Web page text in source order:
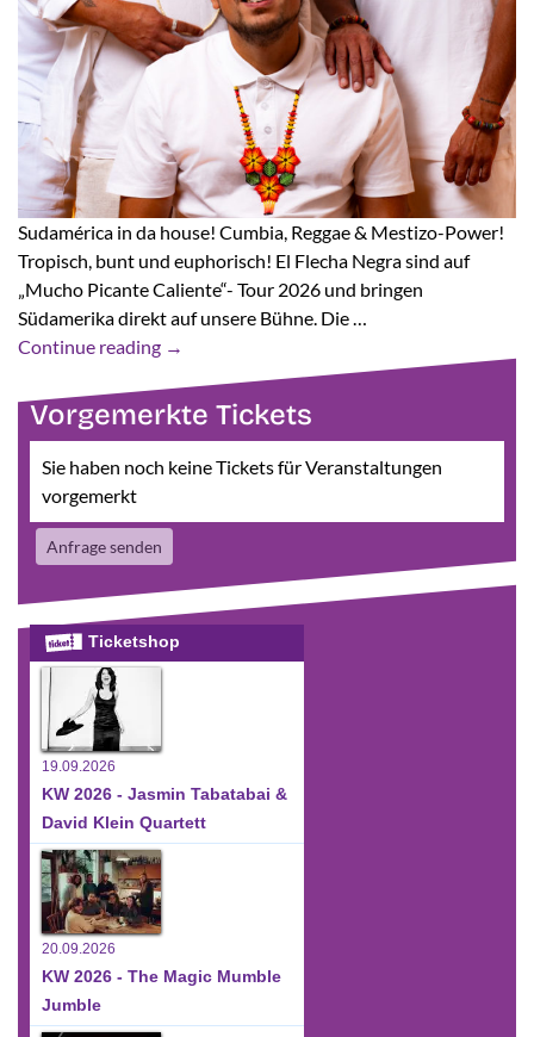
Sudamérica in da house! Cumbia, Reggae & Mestizo-Power!
Tropisch, bunt und euphorisch! El Flecha Negra sind auf
„Mucho Picante Caliente“- Tour 2026 und bringen
Südamerika direkt auf unsere Bühne. Die …
Continue reading →
Vorgemerkte Tickets
Sie haben noch keine Tickets für Veranstaltungen
vorgemerkt
Anfrage senden
Ticketshop
19.09.2026
KW 2026 - Jasmin Tabatabai &
David Klein Quartett
20.09.2026
KW 2026 - The Magic Mumble
Jumble